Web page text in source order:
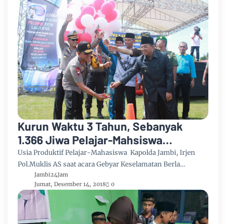
Kurun Waktu 3 Tahun, Sebanyak
1.366 Jiwa Pelajar-Mahsiswa
Meregang Nyawa di Jalanan Jambi
Usia Produktif Pelajar-Mahasiswa Kapolda Jambi, Irjen
Pol.Muklis AS saat acara Gebyar Keselamatan Berla…
Jambi24Jam
Jumat, Desember 14, 2018
0